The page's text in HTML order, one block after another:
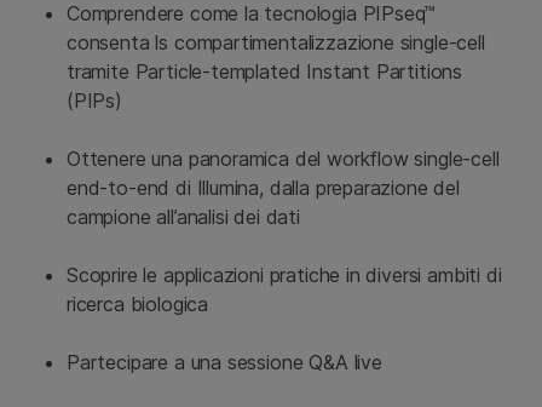
Comprendere come la tecnologia PIPseq™
consenta ls compartimentalizzazione single-cell
tramite Particle-templated Instant Partitions
(PIPs)
Ottenere una panoramica del workflow single-cell
end-to-end di Illumina, dalla preparazione del
campione all’analisi dei dati
Scoprire le applicazioni pratiche in diversi ambiti di
ricerca biologica
Partecipare a una sessione Q&A live